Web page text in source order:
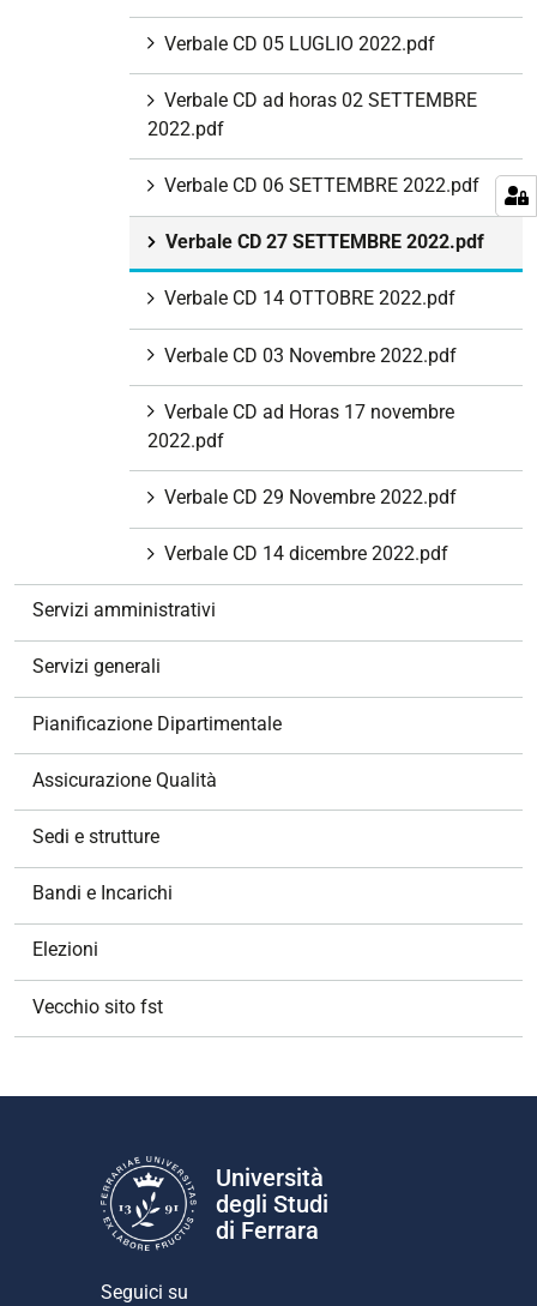
Verbale CD 05 LUGLIO 2022.pdf
Verbale CD ad horas 02 SETTEMBRE
2022.pdf
Verbale CD 06 SETTEMBRE 2022.pdf
Verbale CD 27 SETTEMBRE 2022.pdf
Verbale CD 14 OTTOBRE 2022.pdf
Verbale CD 03 Novembre 2022.pdf
Verbale CD ad Horas 17 novembre
2022.pdf
Verbale CD 29 Novembre 2022.pdf
Verbale CD 14 dicembre 2022.pdf
Servizi amministrativi
Servizi generali
Pianificazione Dipartimentale
Assicurazione Qualità
Sedi e strutture
Bandi e Incarichi
Elezioni
Vecchio sito fst
Università
degli Studi
di Ferrara
Seguici su